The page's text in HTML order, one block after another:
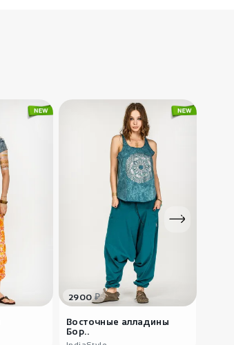
2900₽
Восточные алладины
Бор..